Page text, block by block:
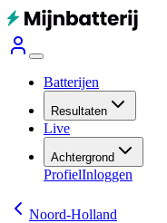
Batterijen
Resultaten
Live
Achtergrond
ProfielInloggen
Noord-Holland